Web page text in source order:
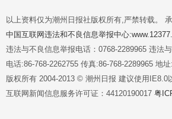
以上资料仅为潮州日报社版权所有,严禁转载。
中国互联网违法和不良信息举报中心
违法与不良信息举报电话：0768-2289965 违法
电话:86-768-2262755 传真:86-768-2289965 地
版权所有 2004-2013 © 潮州日报 建议使用
互联网新闻信息服务许可证：44120190017 粤